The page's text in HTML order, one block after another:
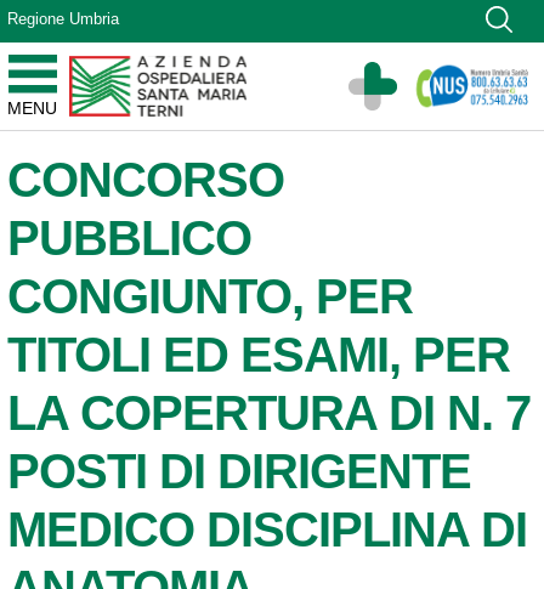
Vai ai contenuti
Vai al menu di navigazione
Vai al footer
Regione Umbria
MENU
Azienda Ospedaliera Santa Maria di Terni
Sito Istituzionale
CONCORSO
PUBBLICO
CONGIUNTO, PER
TITOLI ED ESAMI, PER
LA COPERTURA DI N. 7
POSTI DI DIRIGENTE
MEDICO DISCIPLINA DI